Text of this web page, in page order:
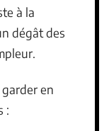
à la
dégât des
en
: